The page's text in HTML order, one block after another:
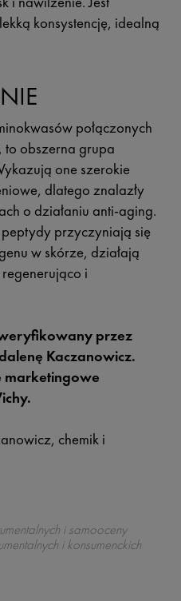
konsystencję, idealną
połączonych
obszerna grupa
one szerokie
dlatego znalazły
o działaniu anti-aging.
przyczyniają się
w skórze, działają
i
przez
Kaczanowicz.
marketingowe
chemik i
i samooceny
i konsumenckich